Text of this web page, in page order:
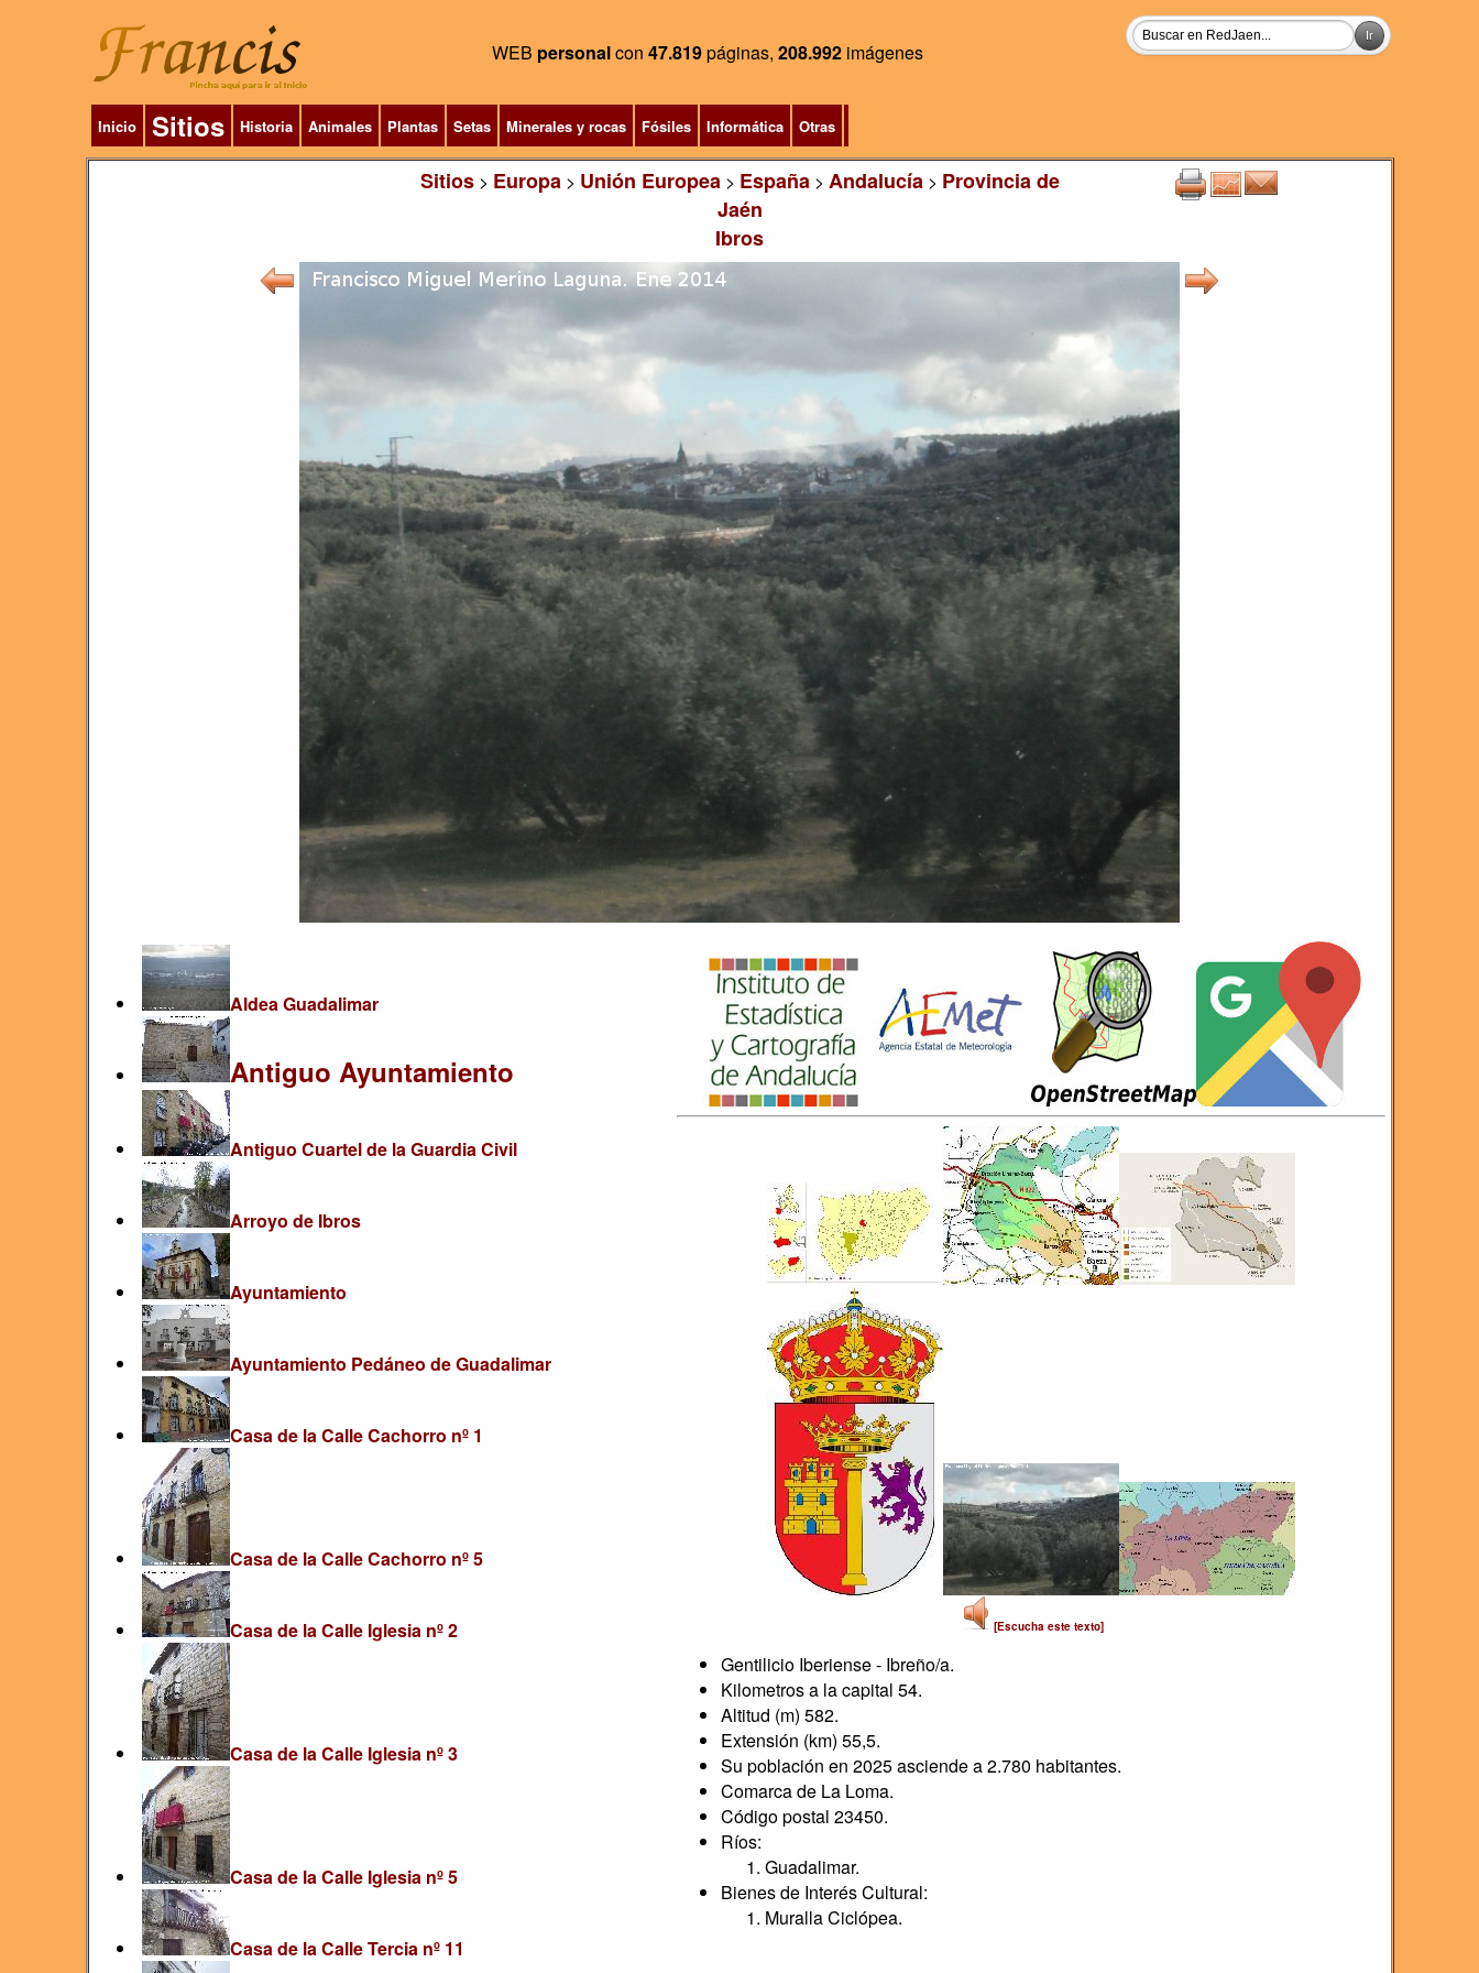
WEB personalcon 47.819páginas, 208.992 imágenes
Inicio Sitios Historia Animales Plantas Setas Minerales y rocas Fósiles Informática Otras
Sitios> Europa> Unión Europea> España> Andalucía> Provincia de
Jaén
Ibros
Aldea Guadalimar
Antiguo Ayuntamiento
Antiguo Cuartel de la Guardia Civil
Arroyo de Ibros
Ayuntamiento
Ayuntamiento Pedáneo de Guadalimar
Casa de la Calle Cachorro nº 1
Casa de la Calle Cachorro nº 5
Casa de la Calle Iglesia nº 2
Casa de la Calle Iglesia nº 3
Casa de la Calle Iglesia nº 5
Casa de la Calle Tercia nº 11
[Escucha este texto]
Gentilicio Iberiense - Ibreño/a.
Kilometros a la capital 54.
Altitud (m) 582.
Extensión (km) 55,5.
Su población en 2025 asciende a 2.780 habitantes.
Comarca de La Loma.
Código postal 23450.
Ríos:
Guadalimar.
Bienes de Interés Cultural:
Muralla Ciclópea.